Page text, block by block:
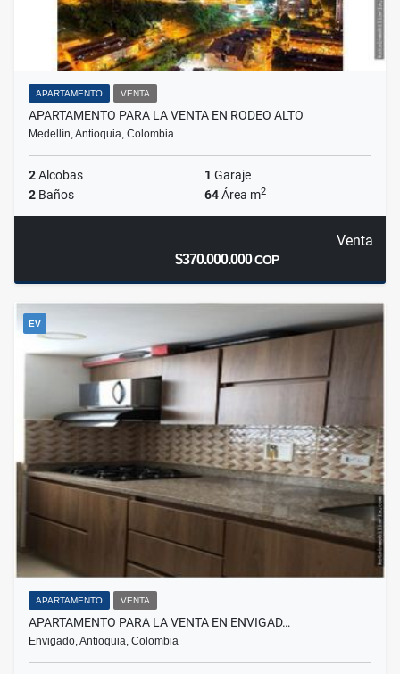
APARTAMENTO VENTA
APARTAMENTO PARA LA VENTA EN RODEO ALTO
Medellín, Antioquia, Colombia
2Alcobas 1 Garaje
2 Baños 64Área m2
Venta
$370.000.000COP
EV
APARTAMENTO VENTA
APARTAMENTO PARA LA VENTA EN ENVIGAD…
Envigado, Antioquia, Colombia